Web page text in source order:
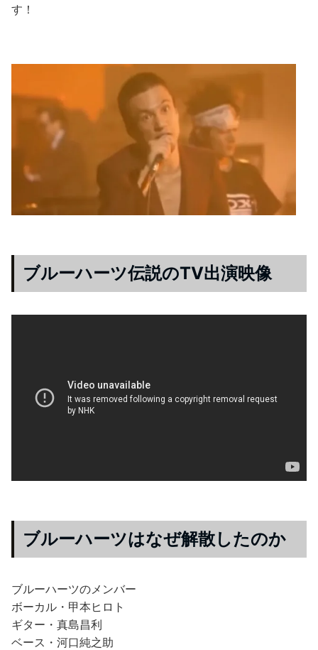
す！
ブルーハーツ伝説のTV出演映像
ブルーハーツはなぜ解散したのか
ブルーハーツのメンバー
ボーカル・甲本ヒロト
ギター・真島昌利
ベース・河口純之助